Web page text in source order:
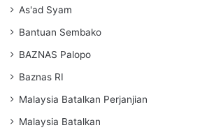
As'ad Syam
Bantuan Sembako
BAZNAS Palopo
Baznas RI
Malaysia Batalkan Perjanjian
Malaysia Batalkan